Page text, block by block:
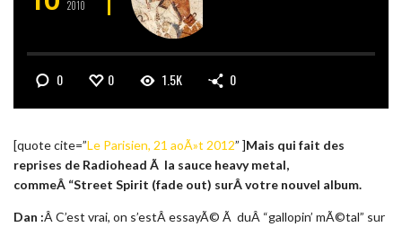
2010
0 0 1.5K 0
[quote cite=”Le Parisien, 21 aoÃ»t 2012” ]Mais qui fait des
reprises de Radiohead Ã la sauce heavy metal,
commeÂ “Street Spirit (fade out) surÂ votre nouvel album.
Dan :Â C’est vrai, on s’estÂ essayÃ© Ã duÂ “gallopin’ mÃ©tal” sur